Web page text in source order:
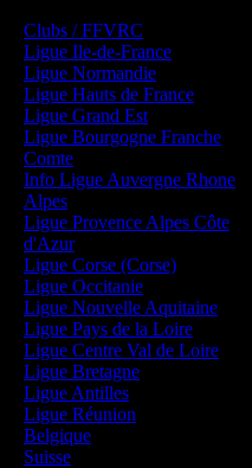
Clubs / FFVRC
Ligue Ile-de-France
Ligue Normandie
Ligue Hauts de France
Ligue Grand Est
Ligue Bourgogne Franche
Comte
Info Ligue Auvergne Rhone
Alpes
Ligue Provence Alpes Côte
d'Azur
Ligue Corse (Corse)
Ligue Occitanie
Ligue Nouvelle Aquitaine
Ligue Pays de la Loire
Ligue Centre Val de Loire
Ligue Bretagne
Ligue Antilles
Ligue Réunion
Belgique
Suisse